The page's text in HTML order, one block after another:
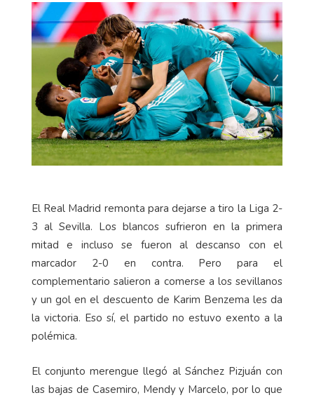
El Real Madrid remonta para dejarse a tiro la Liga 2-
3 al Sevilla. Los blancos sufrieron en la primera
mitad e incluso se fueron al descanso con el
marcador 2-0 en contra. Pero para el
complementario salieron a comerse a los sevillanos
y un gol en el descuento de Karim Benzema les da
la victoria. Eso sí, el partido no estuvo exento a la
polémica.
El conjunto merengue llegó al Sánchez Pizjuán con
las bajas de Casemiro, Mendy y Marcelo, por lo que